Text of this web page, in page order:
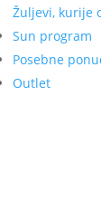
Žuljevi, kurije
Sun program
Posebne
Outlet